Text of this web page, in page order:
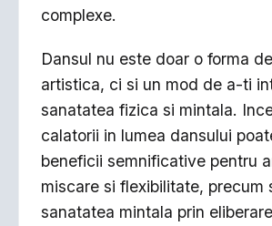
complexe.
Dansul nu este doar o forma
artistica, ci si un mod de a-ti
sanatatea fizica si mintala.
calatorii in lumea dansului
beneficii semnificative pentru
miscare si flexibilitate, precum
sanatatea mintala prin